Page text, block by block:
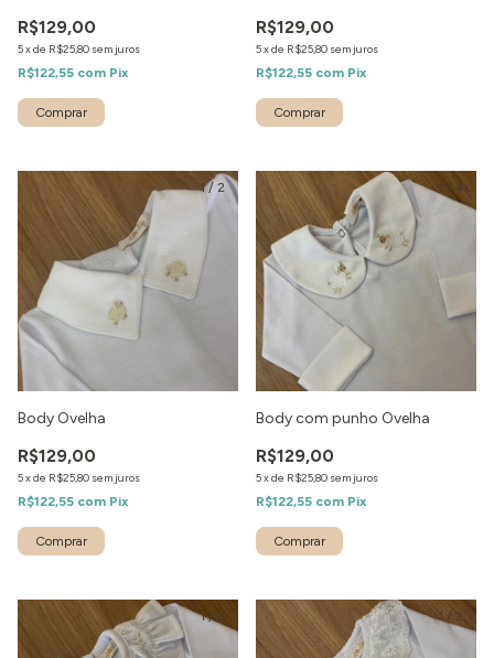
R$129,00
5xde R$25,80 sem juros
R$122,55 com Pix
R$129,00
5xde R$25,80 sem juros
R$122,55 com Pix
1/ 2
Body Ovelha
R$129,00
5xde R$25,80 sem juros
R$122,55 com Pix
1 / 4
Body com punho Ovelha
R$129,00
5xde R$25,80 sem juros
R$122,55 com Pix
1/ 2 1 / 2